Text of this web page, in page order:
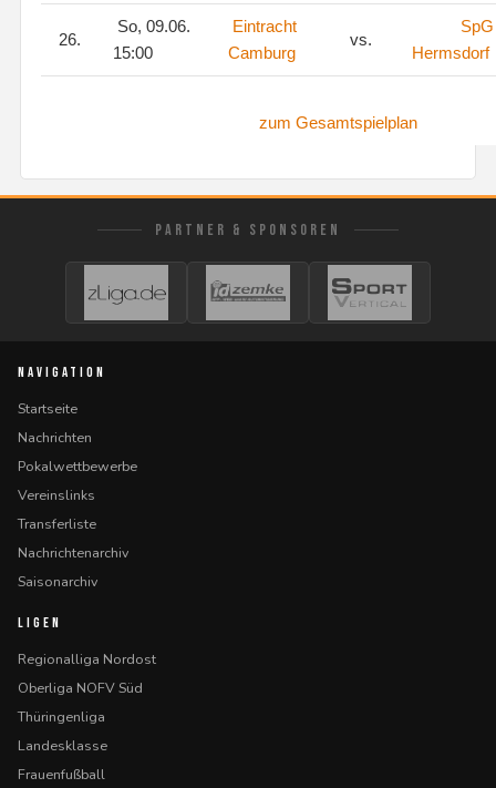
26.
So, 09.06.
15:00
Eintracht
Camburg
vs.
SpG
Hermsdorf
zum Gesamtspielplan
PARTNER & SPONSOREN
NAVIGATION
Startseite
Nachrichten
Pokalwettbewerbe
Vereinslinks
Transferliste
Nachrichtenarchiv
Saisonarchiv
LIGEN
Regionalliga Nordost
Oberliga NOFV Süd
Thüringenliga
Landesklasse
Frauenfußball